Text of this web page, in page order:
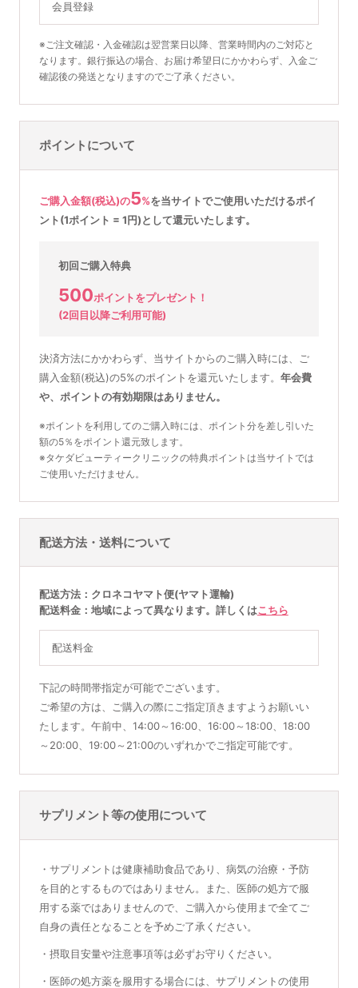
会員登録
※ご注文確認・入金確認は翌営業日以降、営業時間内のご対応と
なります。銀行振込の場合、お届け希望日にかかわらず、入金ご
確認後の発送となりますのでご了承ください。
ポイントについて
ご購入金額(税込)の5%を当サイトでご使用いただけるポイ
ント(1ポイント = 1円)として還元いたします。
初回ご購入特典
500ポイントをプレゼント！
(2回目以降ご利用可能)
決済方法にかかわらず、当サイトからのご購入時には、ご
購入金額(税込)の5%のポイントを還元いたします。 年会費
や、ポイントの有効期限はありません。
※ポイントを利用してのご購入時には、ポイント分を差し引いた
額の5％をポイント還元致します。
※タケダビューティークリニックの特典ポイントは当サイトでは
ご使用いただけません。
配送方法・送料について
配送方法
クロネコヤマト便(ヤマト運輸)
配送料金
地域によって異なります。詳しくはこちら
配送料金
下記の時間帯指定が可能でございます。
ご希望の方は、ご購入の際にご指定頂きますようお願いい
たします。午前中、14:00～16:00、16:00～18:00、18:00
～20:00、19:00～21:00のいずれかでご指定可能です。
サプリメント等の使用について
・サプリメントは健康補助食品であり、病気の治療・予防
を目的とするものではありません。また、医師の処方で服
用する薬ではありませんので、ご購入から使用まで全てご
自身の責任となることを予めご了承ください。
・摂取目安量や注意事項等は必ずお守りください。
・医師の処方薬を服用する場合には、サプリメントの使用